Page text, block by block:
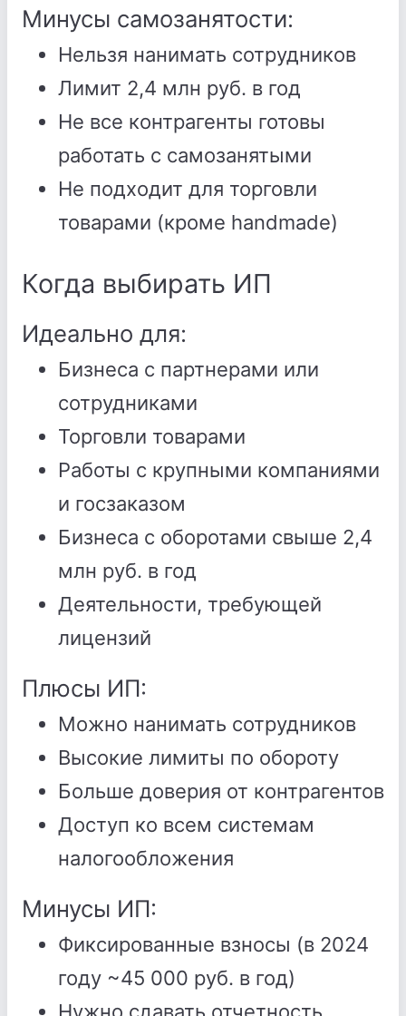
Минусы самозанятости:
Нельзя нанимать сотрудников
Лимит 2,4 млн руб. в год
Не все контрагенты готовы
работать с самозанятыми
Не подходит для торговли
товарами (кроме handmade)
Когда выбирать ИП
Идеально для:
Бизнеса с партнерами или
сотрудниками
Торговли товарами
Работы с крупными компаниями
и госзаказом
Бизнеса с оборотами свыше 2,4
млн руб. в год
Деятельности, требующей
лицензий
Плюсы ИП:
Можно нанимать сотрудников
Высокие лимиты по обороту
Больше доверия от контрагентов
Доступ ко всем системам
налогообложения
Минусы ИП:
Фиксированные взносы (в 2024
году ~45 000 руб. в год)